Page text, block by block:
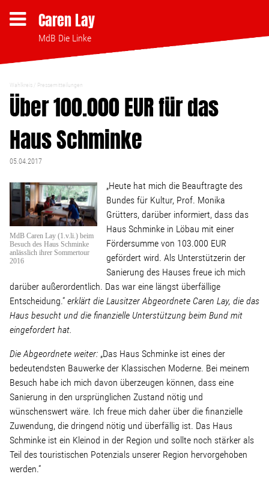
Caren Lay
MdB Die Linke
Themen
Bezahlbares Wohnen
Strukturwandel
Bodenpolitik
Linke Zukunftsdebatte
Sonstiges
Pressemitteilungen
Presse
Pressebilder
Wahlkreis Pressemitteilungen
Über 100.000 EUR für das
Haus Schminke
05.04.2017
MdB Caren Lay (1.v.li.) beim
Besuch des Haus Schminke
anlässlich ihrer Sommertour
2016
„Heute hat mich die Beauftragte des
Bundes für Kultur, Prof. Monika
Grütters, darüber informiert, dass das
Haus Schminke in Löbau mit einer
Fördersumme von 103.000 EUR
gefördert wird. Als Unterstützerin der
Sanierung des Hauses freue ich mich
darüber außerordentlich. Das war eine längst überfällige
Entscheidung.“ erklärt die Lausitzer Abgeordnete Caren Lay, die das
Haus besucht und die finanzielle Unterstützung beim Bund mit
eingefordert hat.
Die Abgeordnete weiter: „Das Haus Schminke ist eines der
bedeutendsten Bauwerke der Klassischen Moderne. Bei meinem
Besuch habe ich mich davon überzeugen können, dass eine
Sanierung in den ursprünglichen Zustand nötig und
wünschenswert wäre. Ich freue mich daher über die finanzielle
Zuwendung, die dringend nötig und überfällig ist. Das Haus
Schminke ist ein Kleinod in der Region und sollte noch stärker als
Teil des touristischen Potenzials unserer Region hervorgehoben
werden.“